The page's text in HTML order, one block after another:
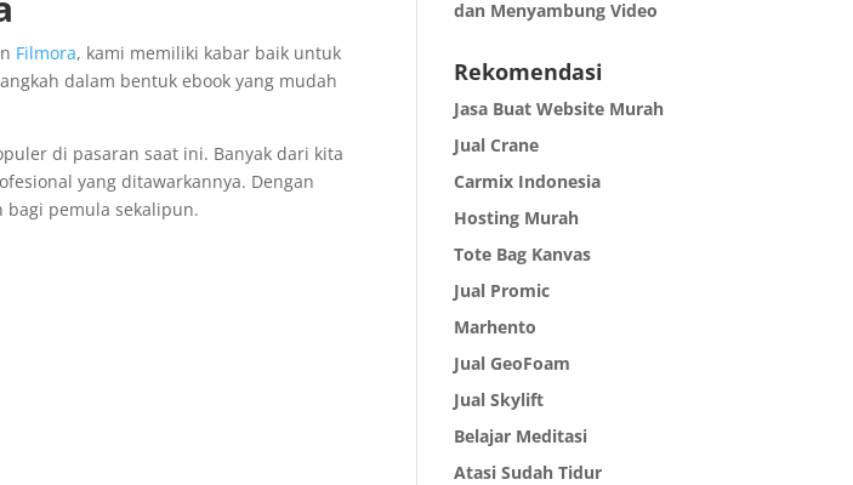
Filmora, kami memiliki kabar baik untuk
dalam bentuk ebook yang mudah
di pasaran saat ini. Banyak dari kita
yang ditawarkannya. Dengan
pemula sekalipun.
dan Menyambung Video
Rekomendasi
Jasa Buat Website Murah
Jual Crane
Carmix Indonesia
Hosting Murah
Tote Bag Kanvas
Jual Promic
Marhento
Jual GeoFoam
Jual Skylift
Belajar Meditasi
Atasi Sudah Tidur